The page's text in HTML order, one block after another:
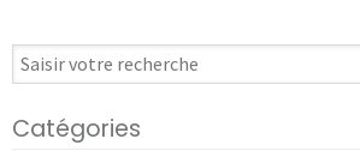
Catégories